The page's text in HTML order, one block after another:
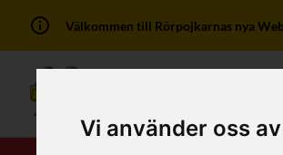
Vi använder oss
Välkommen till Rörpojkarnas nya